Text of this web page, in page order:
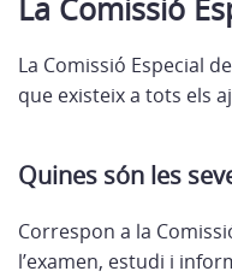
La Comissió
La Comissió Especial
que existeix a tots els
Quines són les
Correspon a la
l’examen, estudi i